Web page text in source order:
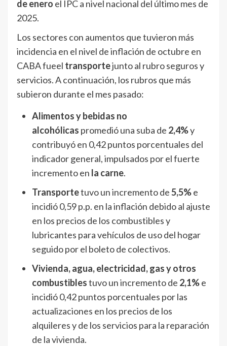
de enero el IPC a nivel nacional del último mes de
2025.
Los sectores con aumentos que tuvieron más
incidencia en el nivel de inflación de octubre en
CABA fueel transportejunto al rubro seguros y
servicios. A continuación, los rubros que más
subieron durante el mes pasado:
Alimentos y bebidas no
alcohólicas promedió una suba de 2,4%y
contribuyó en 0,42 puntos porcentuales del
indicador general, impulsados por el fuerte
incremento en la carne.
Transportetuvo un incremento de5,5%e
incidió 0,59 p.p. en la inflación debido al ajuste
en los precios de los combustibles y
lubricantes para vehículos de uso del hogar
seguido por el boleto de colectivos.
Vivienda, agua, electricidad, gas y otros
combustiblestuvo un incremento de 2,1%e
incidió 0,42 puntos porcentuales por las
actualizaciones en los precios de los
alquileres y de los servicios para la reparación
de la vivienda.